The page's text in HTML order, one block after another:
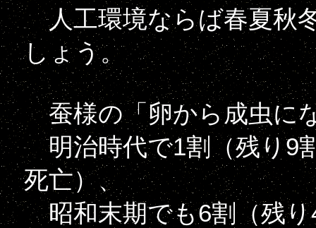
人工環境ならば春夏秋
しょう。
蚕様の「卵から成虫に
明治時代で1割（残り9
死亡）、
昭和末期でも6割（残り